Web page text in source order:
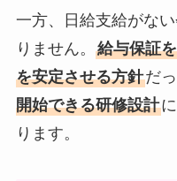
一方、日給支給がな
りません。 給与保証
を安定させる方針だっ
開始できる研修設計
ります。